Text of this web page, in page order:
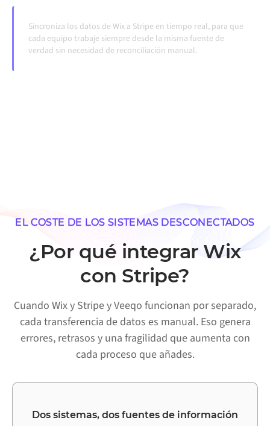
Sincroniza los datos de Wix a Stripe en tiempo real, para que
cada equipo trabaje siempre desde la misma fuente de
verdad sin necesidad de reconciliación manual.
EL COSTE DE LOS SISTEMAS DESCONECTADOS
¿Por qué integrar Wix
con Stripe?
Cuando Wix y Stripe y Veeqo funcionan por separado,
cada transferencia de datos es manual. Eso genera
errores, retrasos y una fragilidad que aumenta con
cada proceso que añades.
Dos sistemas, dos fuentes de información